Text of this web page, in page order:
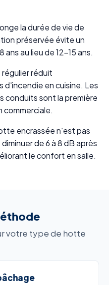
la durée de vie de
préservée évite un
au lieu de 12-15 ans.
réduit
d'incendie en cuisine. Les
conduits sont la première
commerciale.
encrassée n'est pas
de 6 à 8 dB après
le confort en salle.
votre type de hotte